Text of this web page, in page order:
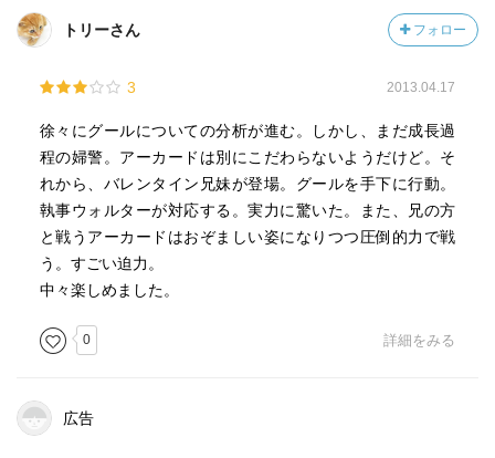
トリーさん フォロー
3 2013.04.17
徐々にグールについての分析が進む。しかし、まだ成長過
程の婦警。アーカードは別にこだわらないようだけど。そ
れから、バレンタイン兄妹が登場。グールを手下に行動。
執事ウォルターが対応する。実力に驚いた。また、兄の方
と戦うアーカードはおぞましい姿になりつつ圧倒的力で戦
う。すごい迫力。
中々楽しめました。
0 詳細をみる
広告